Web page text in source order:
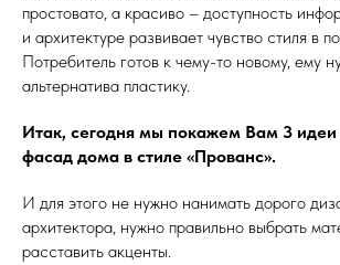
простовато, а красиво – доступность
и архитектуре развивает чувство стиля в
Потребитель готов к чему-то новому, ему
альтернатива пластику.
Итак, сегодня мы покажем Вам 3 идеи
фасад дома в стиле «Прованс».
И для этого не нужно нанимать дорого
архитектора, нужно правильно выбрать
расставить акценты.